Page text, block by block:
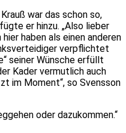
war das schon so,
er hinzu. „Also lieber
haben als einen anderen
verpflichtet
seiner Wünsche erfüllt
Kader vermutlich auch
im Moment“, so Svensson
oder dazukommen.“